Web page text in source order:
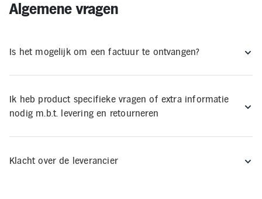
Algemene vragen
Is het mogelijk om een factuur te ontvangen?
Ik heb product specifieke vragen of extra informatie
nodig m.b.t. levering en retourneren
Klacht over de leverancier